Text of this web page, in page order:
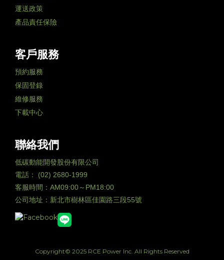
運送政策
產品責任保險
客戶服務
預約服務
保固登錄
維修服務
下載中心
聯絡我們
低碳動能開發股份有限公司
電話： (02) 2680-1999
客服時間：AM09:00～PM18:00
公司地址：新北市樹林區佳園路三段55號
Copyright© 2025 RCE Power Inc. All Rights Reserved